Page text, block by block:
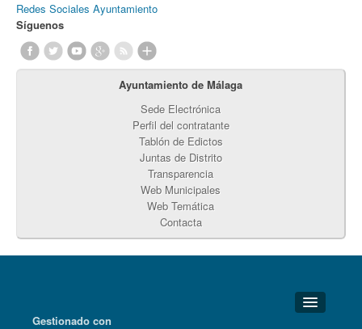
Redes Sociales Ayuntamiento
Síguenos
Ayuntamiento de Málaga
Sede Electrónica
Perfil del contratante
Tablón de Edictos
Juntas de Distrito
Transparencia
Web Municipales
Web Temática
Contacta
Gestionado con